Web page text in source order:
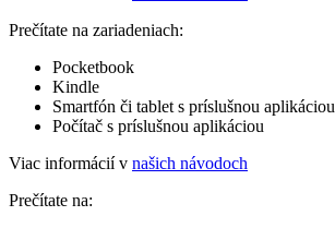
Prečítate na zariadeniach:
Pocketbook
Kindle
Smartfón či tablet s príslušnou aplikáciou
Počítač s príslušnou aplikáciou
Viac informácií v našich návodoch
Prečítate na: